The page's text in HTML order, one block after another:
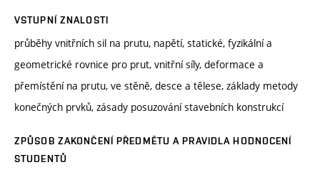
VSTUPNÍ ZNALOSTI
průběhy vnitřních sil na prutu, napětí, statické, fyzikální a
geometrické rovnice pro prut, vnitřní síly, deformace a
přemístění na prutu, ve stěně, desce a tělese, základy metody
konečných prvků, zásady posuzování stavebních konstrukcí
ZPŮSOB ZAKONČENÍ PŘEDMĚTU A PRAVIDLA HODNOCENÍ
STUDENTŮ